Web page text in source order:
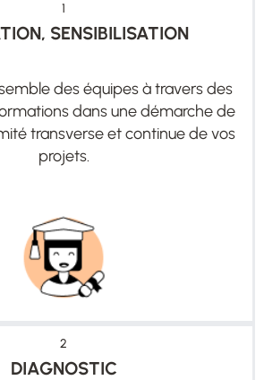
1
SENSIBILISATION
des équipes à travers des
dans une démarche de
transverse et continue de vos
projets.
2
DIAGNOSTIC